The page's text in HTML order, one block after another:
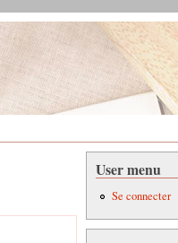
User menu
Se connecter